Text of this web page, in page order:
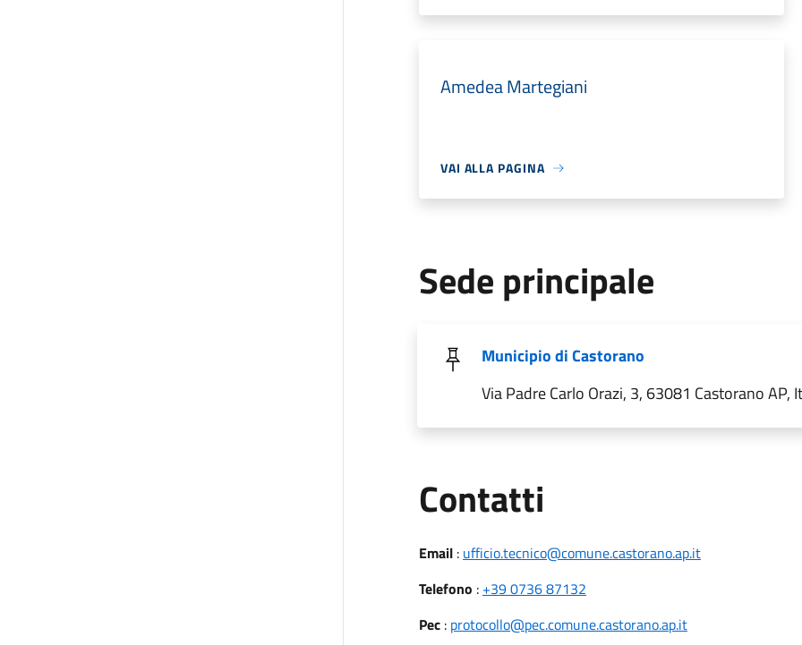
Amedea Martegiani
VAI ALLA PAGINA
Sede principale
Municipio di Castorano
Via Padre Carlo Orazi, 3, 63081 Castorano AP,
Contatti
Email: ufficio.tecnico@comune.castorano.ap.it
Telefono : +39 0736 87132
Pec: protocollo@pec.comune.castorano.ap.it